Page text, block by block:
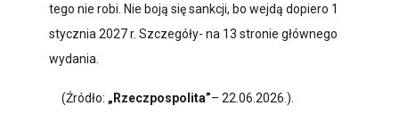
tego nie robi. Nie boją się sankcji, bo wejdą dopiero 1
stycznia 2027 r. Szczegóły- na 13 stronie głównego
wydania.
(Źródło: „Rzeczpospolita”– 22.06.2026.).